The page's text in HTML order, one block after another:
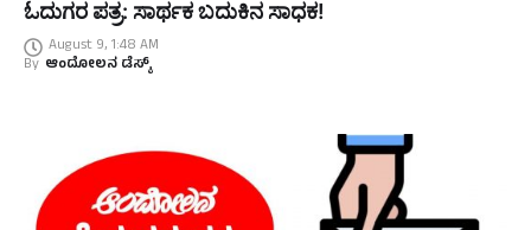
ಓದುಗರ ಪತ್ರ: ಸಾರ್ಥಕ ಬದುಕಿನ ಸಾಧಕ!
August 9, 1:48 AM
By ಆಂದೋಲನ ಡೆಸ್ಕ್